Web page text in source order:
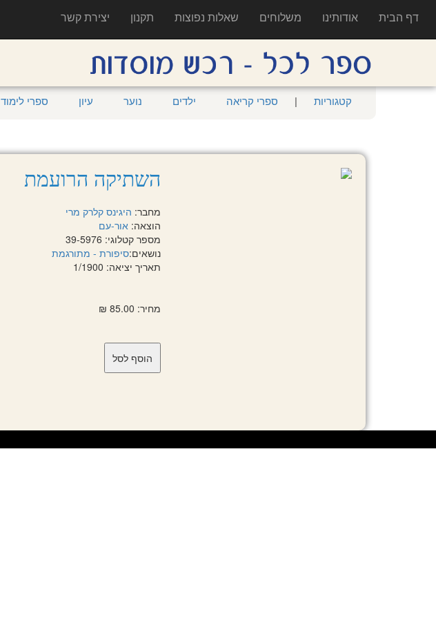
דף הבית אודותינו משלוחים שאלות נפוצות תקנון יצירת קשר
קטגוריות | ספרי קריאה ילדים נוער עיון ספרי לימוד
השתיקה הרועמת
מחבר: היגינס קלרק מרי
הוצאה:אור-עם
מספר קטלוגי: 39-5976
נושאים:סיפורת - מתורגמת
תאריך יציאה: 1/1900
מחיר: 85.00 ₪